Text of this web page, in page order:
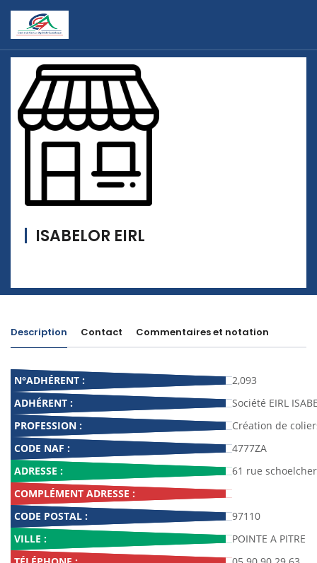
ISABELOR EIRL
Description Contact Commentaires et notation
N°ADHÉRENT :
2,093
ADHÉRENT :
Société EIRL
PROFESSION :
Création de
CODE NAF :
4777ZA
ADRESSE :
61 rue schoelcher
COMPLÉMENT ADRESSE :
CODE POSTAL :
97110
VILLE :
POINTE A PITRE